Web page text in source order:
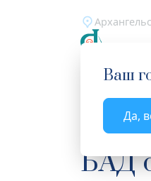
Ваш
Да,
Главная
БАД